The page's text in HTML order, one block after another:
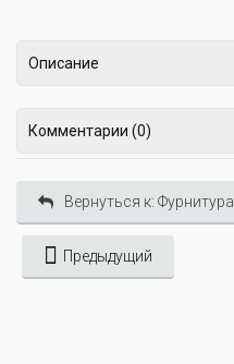
Описание
Комментарии (0)
Вернуться к: Фурнитура
Предыдущий